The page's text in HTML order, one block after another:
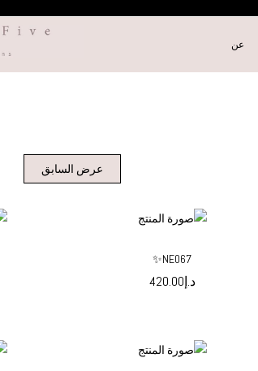
عن
عرض السابق
NE067✨
د.إ420.00